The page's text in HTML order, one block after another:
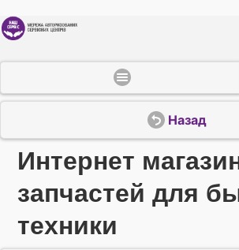
Назад
Интернет
запчастей для
техники